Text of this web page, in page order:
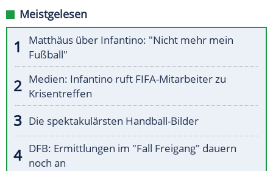
Meistgelesen
Matthäus über Infantino: "Nicht mehr mein
Fußball"
Medien: Infantino ruft FIFA-Mitarbeiter zu
Krisentreffen
Die spektakulärsten Handball-Bilder
DFB: Ermittlungen im "Fall Freigang" dauern
noch an